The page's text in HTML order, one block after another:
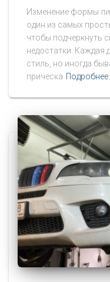
Изменение формы
один из самых
чтобы подчеркнуть
недостатки. Каждая
стиль, но иногда
прическа